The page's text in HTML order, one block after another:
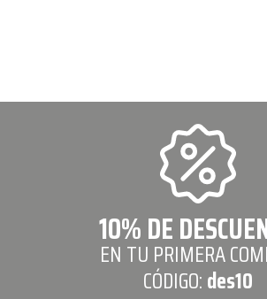
10% DE
EN TU PRIMERA
CÓDIGO:des10